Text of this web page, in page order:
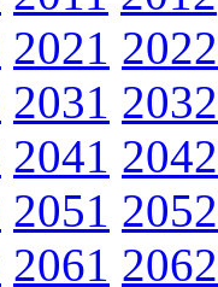
2021 2022
2031 2032
2041 2042
2051 2052
2061 2062